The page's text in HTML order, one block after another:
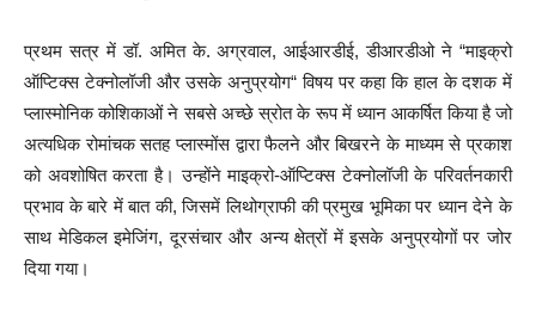
प्रथम सत्र में डॉ. अमित के. अग्रवाल, आईआरडीई, डीआरडीओ ने “माइक्रो
ऑप्टिक्स टेक्नोलॉजी और उसके अनुप्रयोग“ विषय पर कहा कि हाल के दशक में
प्लास्मोनिक कोशिकाओं ने सबसे अच्छे स्रोत के रूप में ध्यान आकर्षित किया है जो
अत्यधिक रोमांचक सतह प्लास्मोंस द्वारा फैलने और बिखरने के माध्यम से प्रकाश
को अवशोषित करता है। उन्होंने माइक्रो-ऑप्टिक्स टेक्नोलॉजी के परिवर्तनकारी
प्रभाव के बारे में बात की, जिसमें लिथोग्राफी की प्रमुख भूमिका पर ध्यान देने के
साथ मेडिकल इमेजिंग, दूरसंचार और अन्य क्षेत्रों में इसके अनुप्रयोगों पर जोर
दिया गया।